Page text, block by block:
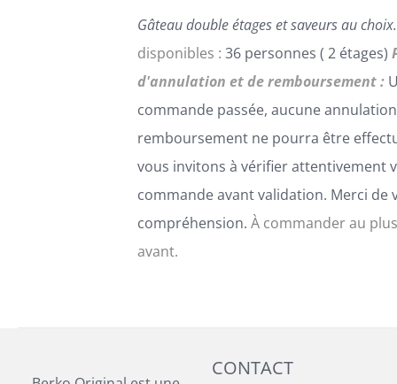
Gâteau double étages et saveurs au choix.
disponibles : 36 personnes ( 2 étages)
d'annulation et de remboursement :
commande passée, aucune
remboursement ne pourra être
vous invitons à vérifier attentivement
commande avant validation. Merci de
compréhension. À commander au
avant.
CONTACT